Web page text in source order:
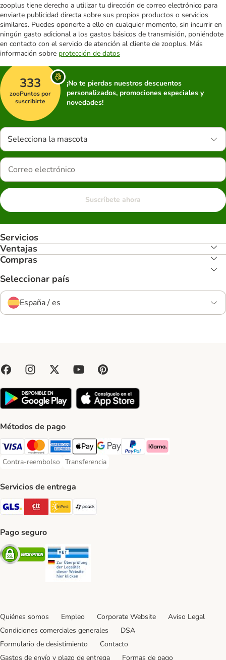
zooplus tiene derecho a utilizar tu dirección de correo electrónico para
enviarte publicidad directa sobre sus propios productos o servicios
similares. Puedes oponerte a ello en cualquier momento, sin incurrir en
ningún gasto adicional a los gastos básicos de transmisión, poniéndote
en contacto con el servicio de atención al cliente de zooplus. Más
información sobre protección de datos
333
zooPuntos por
suscribirte
¡No te pierdas nuestros descuentos
personalizados, promociones especiales y
novedades!
Selecciona la mascota
Suscríbete ahora
Servicios
Ventajas
Compras
Seleccionar país
España / es
Métodos de pago
Visa Payment Method
Mastercard Payment Method
American Express Payment Method
Apple Pay Payment Method
Google Pay Payment Method
PayPal Payment Method
Klarna Payment Method
Contra-reembolso
Contra-reembolso Payment Method
Transferencia
Transferencia Payment Method
Servicios de entrega
GLS Shipping Method
CTTExpress Shipping Method
InPost Shipping Method
paack Shipping Method
Pago seguro
Security
Quiénes somos Empleo Corporate Website
Aviso Legal
Condiciones comerciales generales
DSA
Formulario de desistimiento
Contacto
Gastos de envío y plazo de entrega
Formas de pago